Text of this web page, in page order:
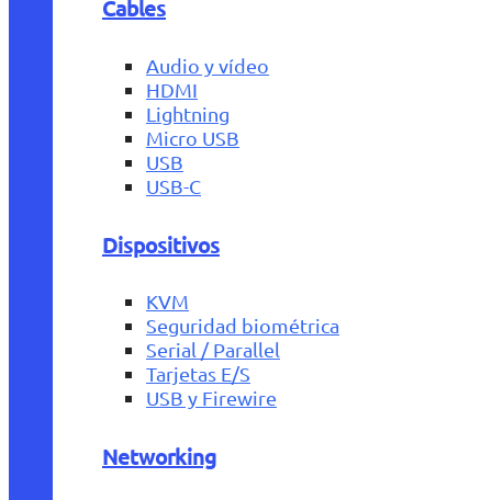
Cables
Audio y vídeo
HDMI
Lightning
Micro USB
USB
USB-C
Dispositivos
KVM
Seguridad biométrica
Serial / Parallel
Tarjetas E/S
USB y Firewire
Networking